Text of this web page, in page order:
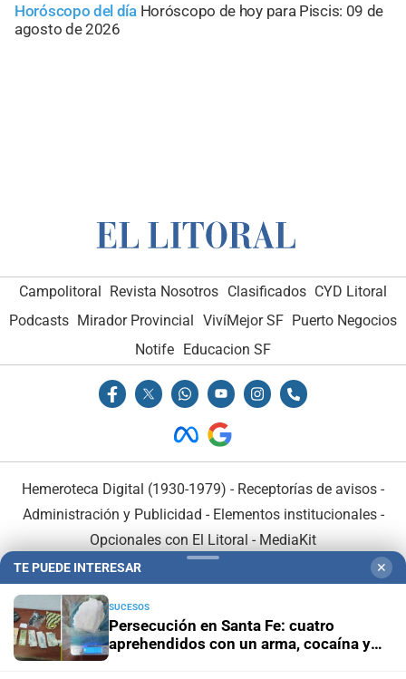
Horóscopo del día Horóscopo de hoy para Piscis: 09 de
agosto de 2026
Campolitoral Revista Nosotros Clasificados CYD Litoral
Podcasts Mirador Provincial VivíMejor SF Puerto Negocios
Notife
Educacion SF
Hemeroteca Digital (1930-1979) - Receptorías de avisos -
Administración y Publicidad - Elementos institucionales-
Opcionales con El Litoral - MediaKit
TE PUEDE INTERESAR ✕
SUCESOS
Persecución en Santa Fe: cuatro
aprehendidos con un arma, cocaína y